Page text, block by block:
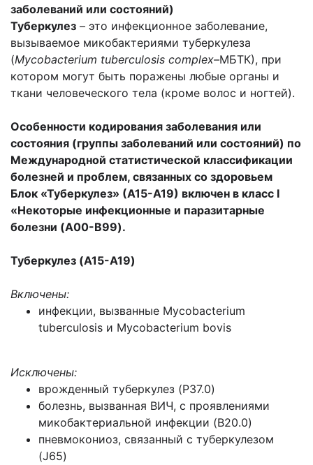
заболеваний или состояний)
Туберкулез – это инфекционное заболевание,
вызываемое микобактериями туберкулеза
(Mycobacterium tuberculosis complex–МБТК), при
котором могут быть поражены любые органы и
ткани человеческого тела (кроме волос и ногтей).
Особенности кодирования заболевания или
состояния (группы заболеваний или состояний) по
Международной статистической классификации
болезней и проблем, связанных со здоровьем
Блок «Туберкулез» (А15-А19) включен в класс I
«Некоторые инфекционные и паразитарные
болезни (A00-B99).
Туберкулез (A15-A19)
Включены:
инфекции, вызванные Mycobacterium
tuberculosis и Mycobacterium bovis
Исключены:
врожденный туберкулез (P37.0)
болезнь, вызванная ВИЧ, с проявлениями
микобактериальной инфекции (B20.0)
пневмокониоз, связанный с туберкулезом
(J65)